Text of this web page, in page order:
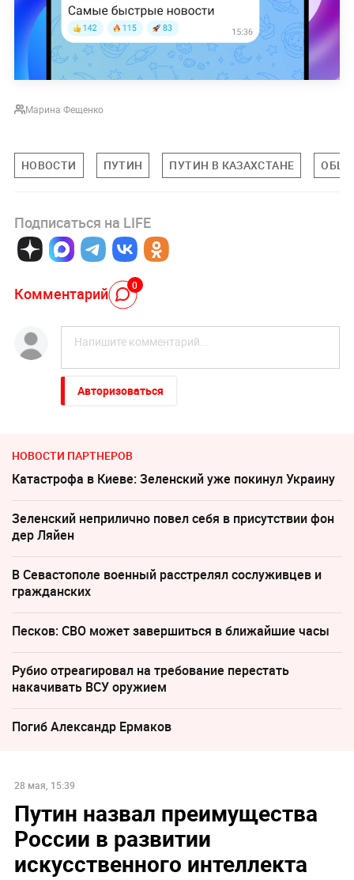
Марина Фещенко
НОВОСТИ ПУТИН ПУТИН В КАЗАХСТАНЕ
Подписаться на LIFE
Комментарий 0
Авторизоваться
НОВОСТИ ПАРТНЕРОВ
Катастрофа в Киеве: Зеленский уже покинул Украину
Зеленский неприлично повел cебя в присутствии фон
дер Ляйен
В Севастополе военный расстрелял сослуживцев и
гражданских
Песков: СВО может завершиться в ближайшие часы
Рубио отреагировал на требование перестать
накачивать ВСУ оружием
Погиб Александр Ермаков
28 мая, 15:39
Путин назвал преимущества
России в развитии
искусственного интеллекта